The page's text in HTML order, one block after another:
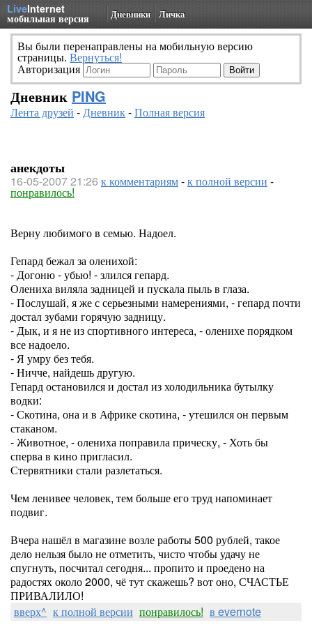
LiveInternet
мобильная версия Дневники Личка
Вы были перенаправлены на мобильную версию
страницы. Вернуться!
Авторизация
Дневник PING
Лента друзей -Дневник-Полная версия
анекдоты
16-05-2007 21:26 к комментариям-к полной версии -
понравилось!
Верну любимого в семью. Надоел.
Гепард бежал за оленихой:
- Догоню - убью! - злился гепард.
Олениха виляла задницей и пускала пыль в глаза.
- Послушай, я же с серьезными намерениями, - гепард почти
достал зубами горячую задницу.
- Дык, и я не из спортивного интереса, - оленихе порядком
все надоело.
- Я умру без тебя.
- Ничче, найдешь другую.
Гепард остановился и достал из холодильника бутылку
водки:
- Скотина, она и в Африке скотина, - утешился он первым
стаканом.
- Животное, - олениха поправила прическу, - Хоть бы
сперва в кино пригласил.
Стервятники стали разлетаться.
Чем ленивее человек, тем больше его труд напоминает
подвиг.
Вчера нашёл в магазине возле работы 500 рублей, такое
дело нельзя было не отметить, чисто чтобы удачу не
спугнуть, посчитал сегодня... пропито и проедено на
радостях около 2000, чё тут скажешь? вот оно, СЧАСТЬЕ
ПРИВАЛИЛО!
вверх^ к полной версии понравилось! в evernote